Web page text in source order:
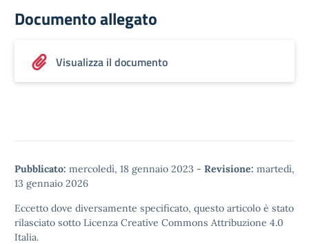
Documento allegato
Visualizza il documento
Pubblicato: mercoledì, 18 gennaio 2023 - Revisione: martedì,
13 gennaio 2026
Eccetto dove diversamente specificato, questo articolo è stato
rilasciato sotto Licenza Creative Commons Attribuzione 4.0
Italia.